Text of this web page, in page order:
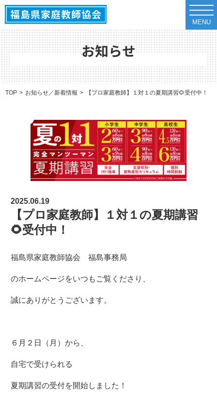
t
o
g
g
l
e
n
v
i
g
t
MENU
お知らせ
TOP お知らせ／新着情報 【プロ家庭教師】１対１の夏期講習🌻受付中！
2025.06.19
【プロ家庭教師】１対１の夏期講習
🌻受付中！
福島県家庭教師協会 福島事務局
のホームページをいつもご覧くださり、
誠にありがとうございます。
６月２日（月）から、
自宅で受けられる
夏期講習の受付を開始しました！